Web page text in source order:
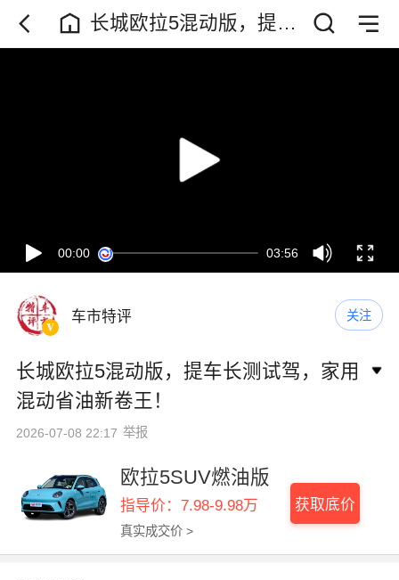
长城欧拉5混动版，提车
长测试驾，家用混动省
00:00 03:56
车市特评 关注
长城欧拉5混动版，提车长测试驾，家用
混动省油新卷王！
2026-07-08 22:17 举报
欧拉5SUV燃油版
指导价：7.98-9.98万
真实成交价 >
获取底价